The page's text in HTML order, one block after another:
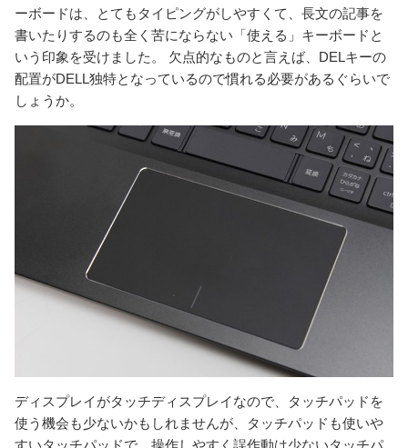
ーボードは、とてもタイピングがしやすくて、長文の記事を
書いたりするのも全く苦にならない「使える」キーボードと
いう印象を受けました。 欠点的なものと言えば、DELキーの
配置がDELL独特となっているので慣れる必要があるぐらいで
しょうか。
ディスプレイがタッチディスプレイなので、タッチパッドを
使う機会も少ないかもしれませんが、タッチパッドも使いや